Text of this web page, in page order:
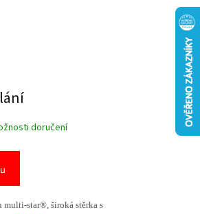
doručení
multi-star®, široká stěrka s